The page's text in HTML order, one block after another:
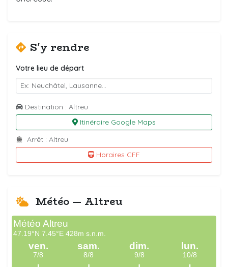
S'y rendre
Votre lieu de départ
Destination : Altreu
Itinéraire Google Maps
Arrêt : Altreu
Horaires CFF
Météo — Altreu